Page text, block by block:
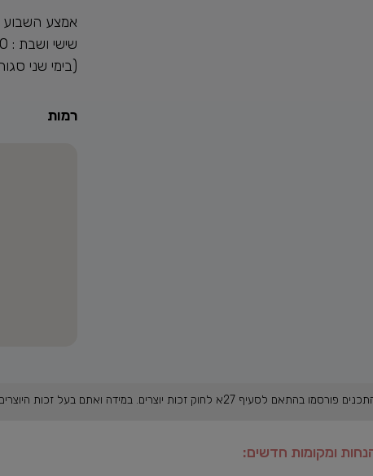
אמצע השבוע (א',
שישי ושבת : 9:00- 14:00
(בימי שני
רמות
היוצרים, אנא פנו אלינו בהקדם. תמונה ראשית: קפה חמה
ומקומות חדשים: